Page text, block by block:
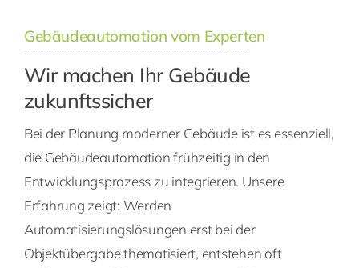
Gebäudeautomation vom Experten
Wir machen Ihr Gebäude
zukunftssicher
Bei der Planung moderner Gebäude ist es essenziell,
die Gebäudeautomation frühzeitig in den
Entwicklungsprozess zu integrieren. Unsere
Erfahrung zeigt: Werden
Automatisierungslösungen erst bei der
Objektübergabe thematisiert, entstehen oft